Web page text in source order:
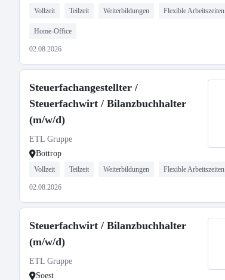
Vollzeit Teilzeit Weiterbildungen Flexible Arbeitszeiten
Home-Office
02.08.2026
Steuerfachangestellter /
Steuerfachwirt / Bilanzbuchhalter
(m/w/d)
ETL Gruppe
Bottrop
Vollzeit Teilzeit Weiterbildungen Flexible Arbeitszeiten
02.08.2026
Steuerfachwirt / Bilanzbuchhalter
(m/w/d)
ETL Gruppe
Soest